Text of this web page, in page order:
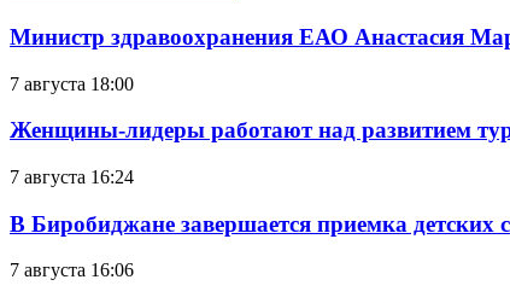
Министр здравоохранения ЕАО Анастасия
7 августа 18:00
Женщины-лидеры работают над развитием
7 августа 16:24
В Биробиджане завершается приемка детских
7 августа 16:06